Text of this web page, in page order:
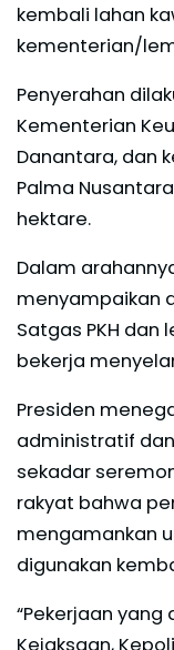
kembali lahan
kementerian/
Penyerahan
Kementerian
Danantara, dan
Palma
hektare.
Dalam
menyampaikan
Satgas PKH
bekerja
Presiden
administratif
sekadar
rakyat bahwa
mengamankan
digunakan
“Pekerjaan yang